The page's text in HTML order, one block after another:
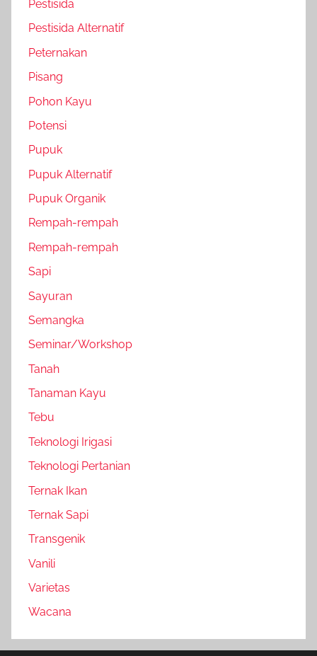
Pestisida
Pestisida Alternatif
Peternakan
Pisang
Pohon Kayu
Potensi
Pupuk
Pupuk Alternatif
Pupuk Organik
Rempah-rempah
Rempah-rempah
Sapi
Sayuran
Semangka
Seminar/Workshop
Tanah
Tanaman Kayu
Tebu
Teknologi Irigasi
Teknologi Pertanian
Ternak Ikan
Ternak Sapi
Transgenik
Vanili
Varietas
Wacana